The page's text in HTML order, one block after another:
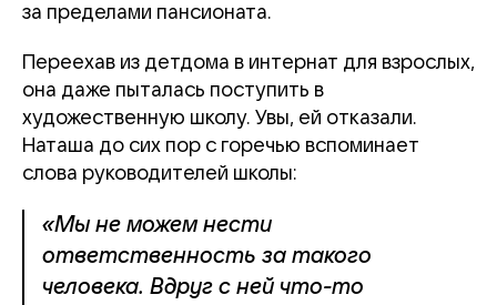
за пределами пансионата.
Переехав из детдома в интернат для взрослых,
она даже пыталась поступить в
художественную школу. Увы, ей отказали.
Наташа до сих пор с горечью вспоминает
слова руководителей школы:
«Мы не можем нести
ответственность за такого
человека. Вдруг с ней что-то